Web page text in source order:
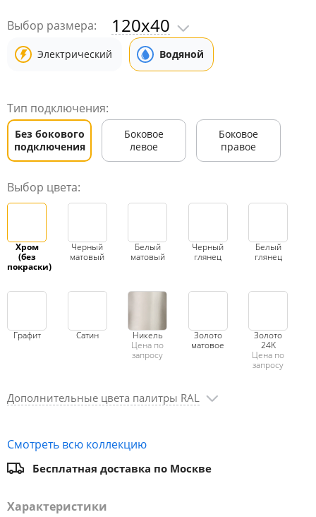
Выбор размера: 120x40
Электрический Водяной
Тип подключения:
Без бокового
подключения
Боковое
левое
Боковое
правое
Выбор цвета:
Хром
(без
покраски)
Черный
матовый
Белый
матовый
Черный
глянец
Белый
глянец
Графит Сатин
Никель
Цена по
запросу
Золото
матовое
Золото
24K
Цена по
запросу
Дополнительные цвета палитры RAL
Смотреть всю коллекцию
Бесплатная доставка по Москве
Характеристики